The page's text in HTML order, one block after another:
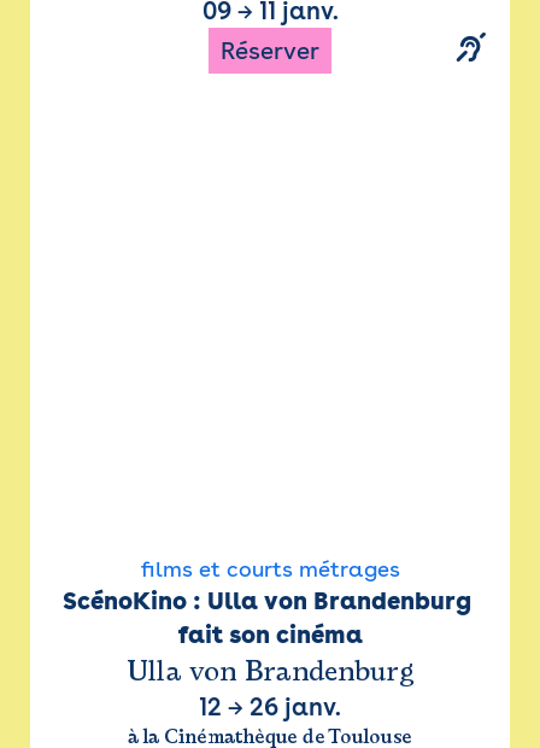
09→ 11 janv.
Réserver
films et courts métrages
ScénoKino : Ulla von Brandenburg
fait son cinéma
Ulla von Brandenburg
12 → 26 janv.
à la Cinémathèque de Toulouse